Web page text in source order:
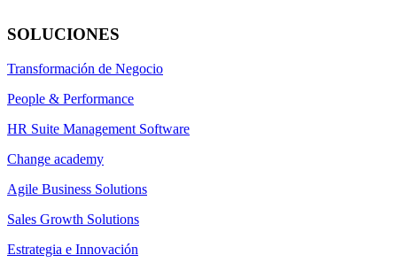
SOLUCIONES
Transformación de Negocio
People & Performance
HR Suite Management Software
Change academy
Agile Business Solutions
Sales Growth Solutions
Estrategia e Innovación